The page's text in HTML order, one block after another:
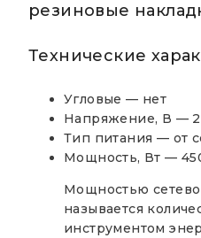
мин,
Нм,
накладки,
кейс
80126
резиновые
Технические
Угловые — нет
Напряжение, В —
Тип питания — от
Мощность, Вт —
Мощностью
называется
инструментом